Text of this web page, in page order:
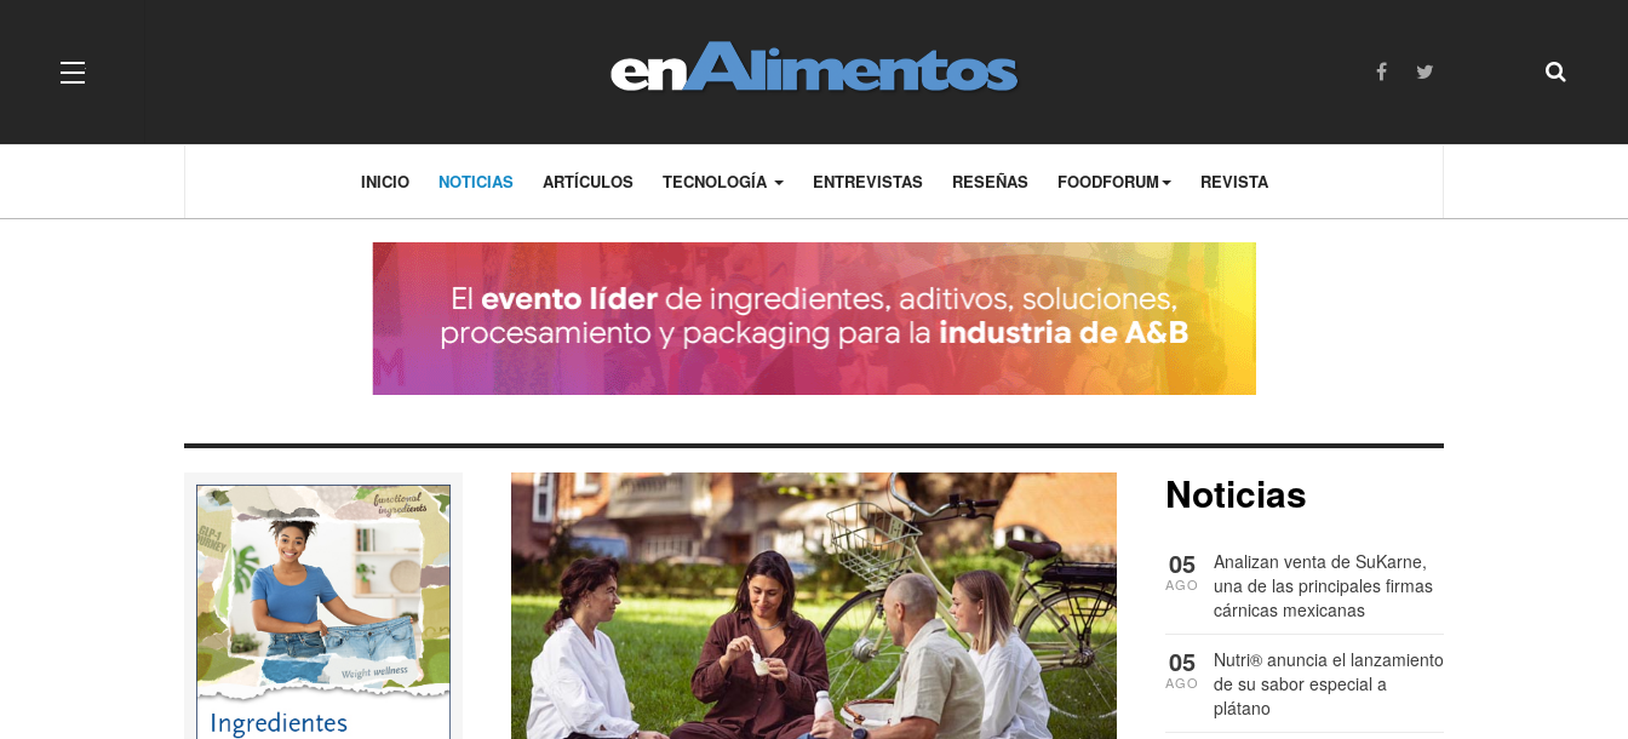
OFF CANVAS
INICIO NOTICIAS ARTÍCULOS TECNOLOGÍA ENTREVISTAS RESEÑAS FOODFORUM REVISTA
Noticias
Analizan venta de SuKarne,
una de las principales firmas
cárnicas mexicanas
05
AGO
Nutri® anuncia el lanzamiento
de su sabor especial a
plátano
05
AGO